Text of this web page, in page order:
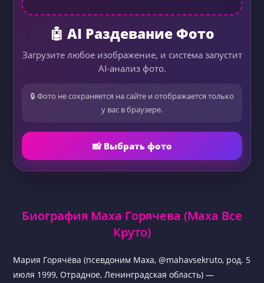
🤖 AI Раздевание Фото
Загрузите любое изображение, и система запустит
AI-анализ фото.
🔒 Фото не сохраняется на сайте и отображается только
у вас в браузере.
📸 Выбрать фото
Биография Маха Горячева (Маха Все
Круто)
Мария Горячёва (псевдоним Маха, @mahavsekruto, род. 5
июля 1999, Отрадное, Ленинградская область) —